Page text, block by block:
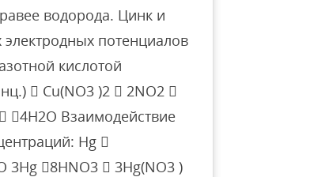
водорода. Цинк и
потенциалов
кислотой
 Cu(NO3 )2  2NO2 
4H2O Взаимодействие
Hg 
3Hg 8HNO3  3Hg(NO3 )